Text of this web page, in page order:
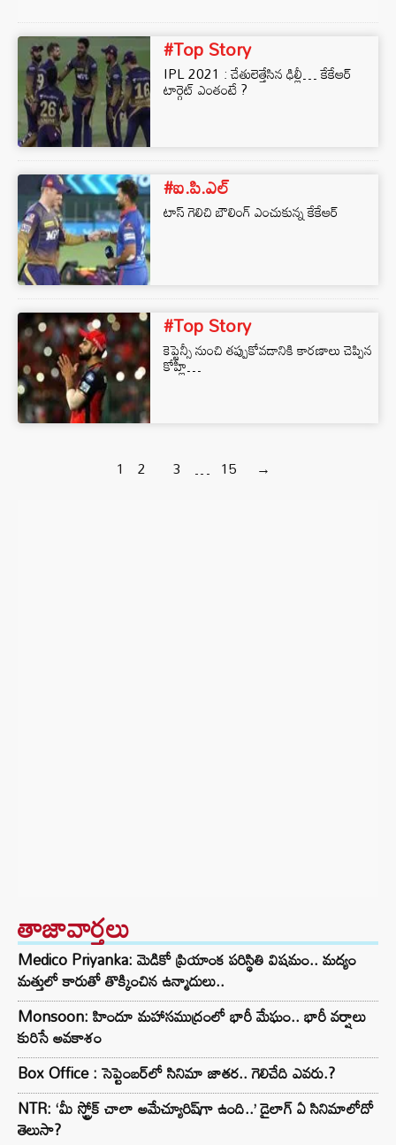
#Top Story
IPL 2021 : చేతులెత్తేసిన ఢిల్లీ… కేకేఆర్
టార్గెట్ ఎంతంటే ?
#ఐ.పి.ఎల్
టాస్ గెలిచి బౌలింగ్ ఎంచుకున్న కేకేఆర్
#Top Story
కెప్టెన్సీ నుంచి తప్పుకోవడానికి కారణాలు చెప్పిన
కోహ్లీ…
1 2 3 … 15 →
తాజావార్తలు
Medico Priyanka: మెడికో ప్రియాంక పరిస్థితి విషమం.. మద్యం
మత్తులో కారుతో తొక్కించిన ఉన్మాదులు..
Monsoon: హిందూ మహాసముద్రంలో భారీ మేఘం.. భారీ వర్షాలు
కురిసే అవకాశం
Box Office : సెప్టెంబర్‌లో సినిమా జాతర.. గెలిచేది ఎవరు.?
NTR: ‘మీ స్ట్రోక్ చాలా అమేచ్యూరిష్‌గా ఉంది..’ డైలాగ్ ఏ సినిమాలోదో
తెలుసా?